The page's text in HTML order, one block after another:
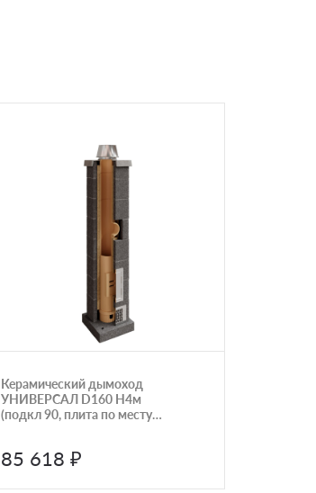
Керамический дымоход
УНИВЕРСАЛ D160 H4м
(подкл 90, плита по месту)
85 618 ₽